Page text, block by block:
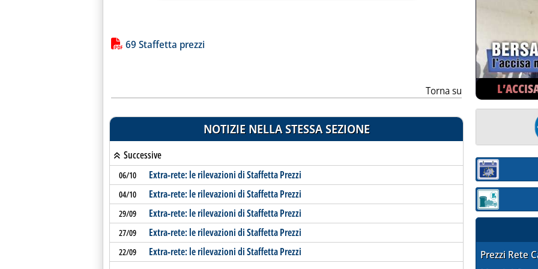
Lista allegati PDF alla notizia
69 Staffetta prezzi
Torna su
NOTIZIE NELLA STESSA SEZIONE
Successive
06/10 Extra-rete: le rilevazioni di Staffetta Prezzi
04/10 Extra-rete: le rilevazioni di Staffetta Prezzi
29/09 Extra-rete: le rilevazioni di Staffetta Prezzi
27/09 Extra-rete: le rilevazioni di Staffetta Prezzi
22/09 Extra-rete: le rilevazioni di Staffetta Prezzi
Sezione:
Sezione:
Prezzi Rete